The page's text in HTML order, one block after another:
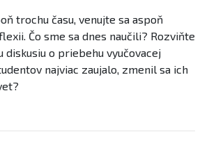
trochu času, venujte sa aspoň
Čo sme sa dnes naučili? Rozviňte
diskusiu o priebehu vyučovacej
najviac zaujalo, zmenil sa ich